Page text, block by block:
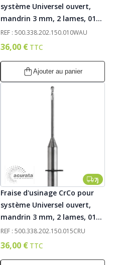
système Universel ouvert,
mandrin 3 mm, 2 lames, 010.
Acurata
REF : 500.338.202.150.010WAU
36,00 €
Ajouter au panier
7j
Fraise d'usinage CrCo pour
système Universel ouvert,
mandrin 3 mm, 2 lames, 015.
Acurata
REF : 500.338.202.150.015CRU
36,00 €